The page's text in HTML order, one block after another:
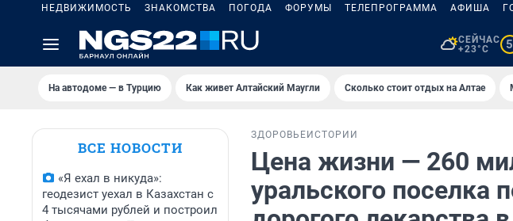
НЕДВИЖИМОСТЬ ЗНАКОМСТВА ПОГОДА ФОРУМЫ ТЕЛЕПРОГРАММА АФИША
СЕЙЧАС
+23°C
5
На автодоме — в Турцию Как живет Алтайский Маугли Сколько стоит отдых на Алтае
ВСЕ НОВОСТИ
«Я ехал в никуда»:
геодезист уехал в Казахстан с
4 тысячами рублей и построил
ЗДОРОВЬЕ ИСТОРИИ
Цена жизни — 260
уральского поселка